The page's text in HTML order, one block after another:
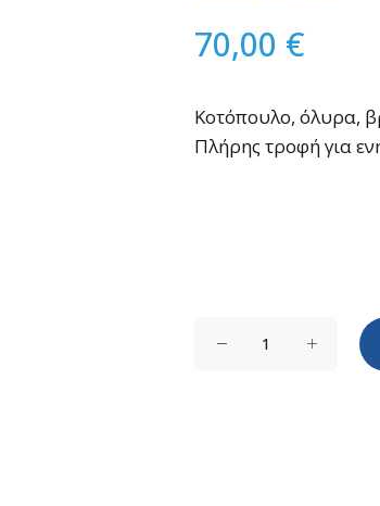
70,00 €
Κοτόπουλο, όλυρα,
Πλήρης τροφή για